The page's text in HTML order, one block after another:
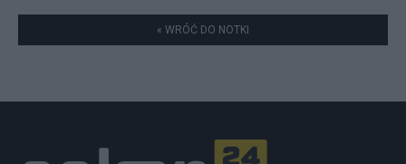
« WRÓĆ DO NOTKI